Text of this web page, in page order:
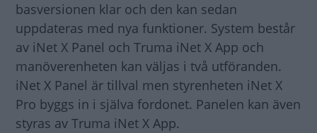
basversionen klar och den kan sedan
uppdateras med nya funktioner. System består
av iNet X Panel och Truma iNet X App och
manöverenheten kan väljas i två utföranden.
iNet X Panel är tillval men styrenheten iNet X
Pro byggs in i själva fordonet. Panelen kan även
styras av Truma iNet X App.